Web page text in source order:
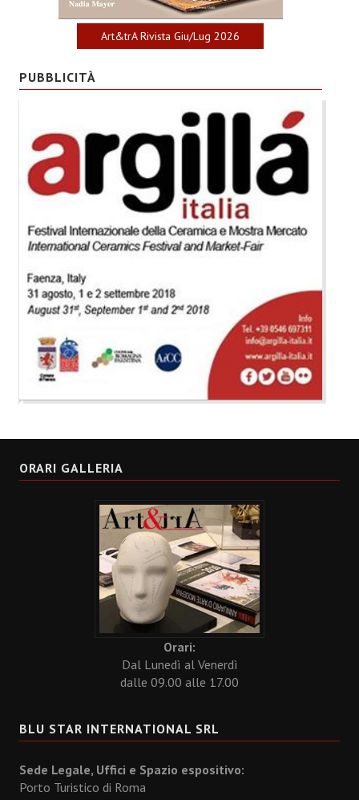
Art&trA Rivista Giu/Lug 2026
PUBBLICITÀ
ORARI GALLERIA
Orari:
Dal Lunedì al Venerdì
dalle 09.00 alle 17.00
BLU STAR INTERNATIONAL SRL
Sede Legale, Uffici e Spazio espositivo:
Porto Turistico di Roma